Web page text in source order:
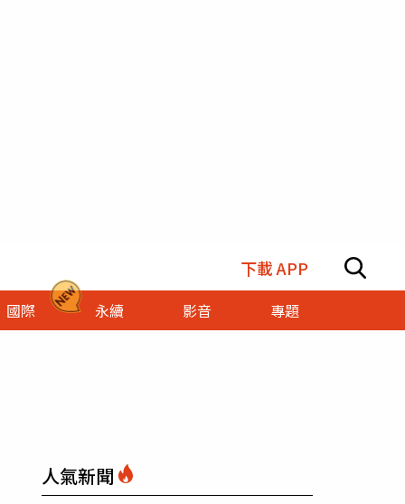
下載 APP
國際 永續 影音 專題
人氣新聞